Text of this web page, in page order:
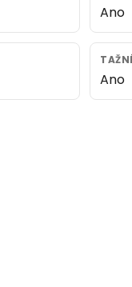
Ano
Ano